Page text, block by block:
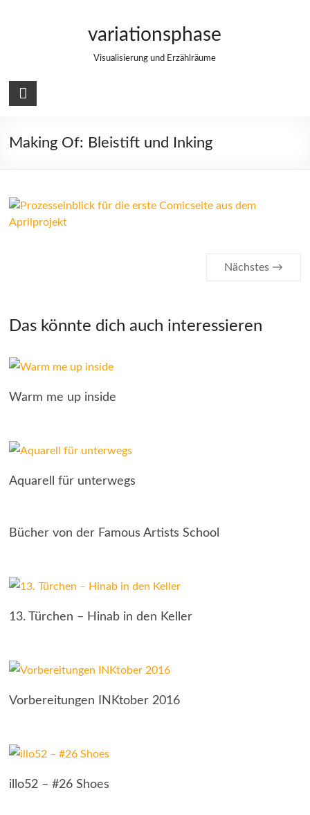
variationsphase
Visualisierung und Erzählräume
Making Of: Bleistift und Inking
Nächstes →
Das könnte dich auch interessieren
Warm me up inside
Aquarell für unterwegs
Bücher von der Famous Artists School
13. Türchen – Hinab in den Keller
Vorbereitungen INKtober 2016
illo52 – #26 Shoes